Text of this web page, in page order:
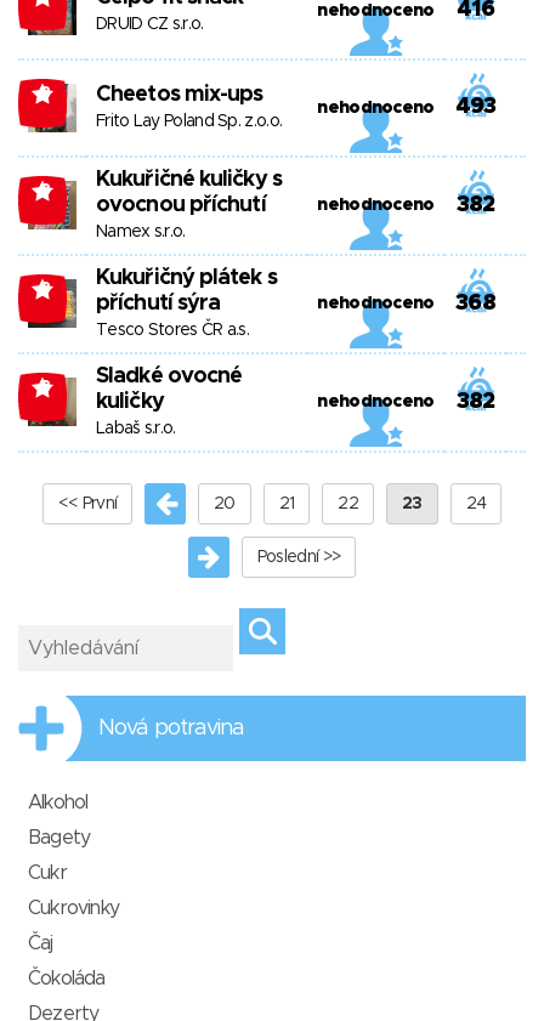
DRUID CZ s.r.o.
nehodnoceno 416
-3 Cheetos mix-ups
Frito Lay Poland Sp. z.o.o.
nehodnoceno 493
-3
Kukuřičné kuličky s
ovocnou příchutí
Namex s.r.o.
nehodnoceno 382
-3
Kukuřičný plátek s
příchutí sýra
Tesco Stores ČR a.s.
nehodnoceno 368
-3
Sladké ovocné
kuličky
Labaš s.r.o.
nehodnoceno 382
<< První 20 21 22 23 24
Poslední >>
Nová potravina
Alkohol
Bagety
Cukr
Cukrovinky
Čaj
Čokoláda
Dezerty